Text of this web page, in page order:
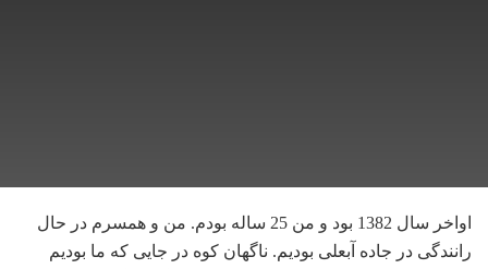
اواخر سال 1382 بود و من 25 ساله بودم. من و همسرم در حال
رانندگی در جاده آبعلی بودیم. ناگهان کوه در جایی که ما بودیم